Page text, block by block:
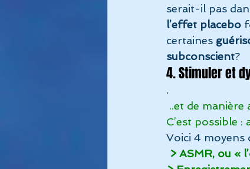
serait-il pas
l’effet placebo
certaines
subconscient?
4. Stimuler et
.
..et de
C’est possible :
Voici 4 moyens
> ASMR, ou «